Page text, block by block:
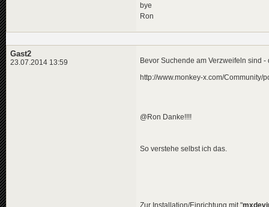
bye
Ron
Gast2
23.07.2014 13:59 Bevor Suchende am Verzweifeln sind
http://www.monkey-x.com/Community/
@Ron Danke!!!!
So verstehe selbst ich das.